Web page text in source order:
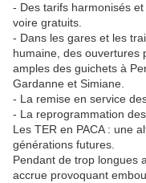
- Des tarifs harmonisés
voire gratuits.
- Dans les gares et les
humaine, des ouvertures
amples des guichets à
Gardanne et Simiane.
- La remise en service
- La reprogrammation
Les TER en PACA : une
générations futures.
Pendant de trop longues
accrue provoquant